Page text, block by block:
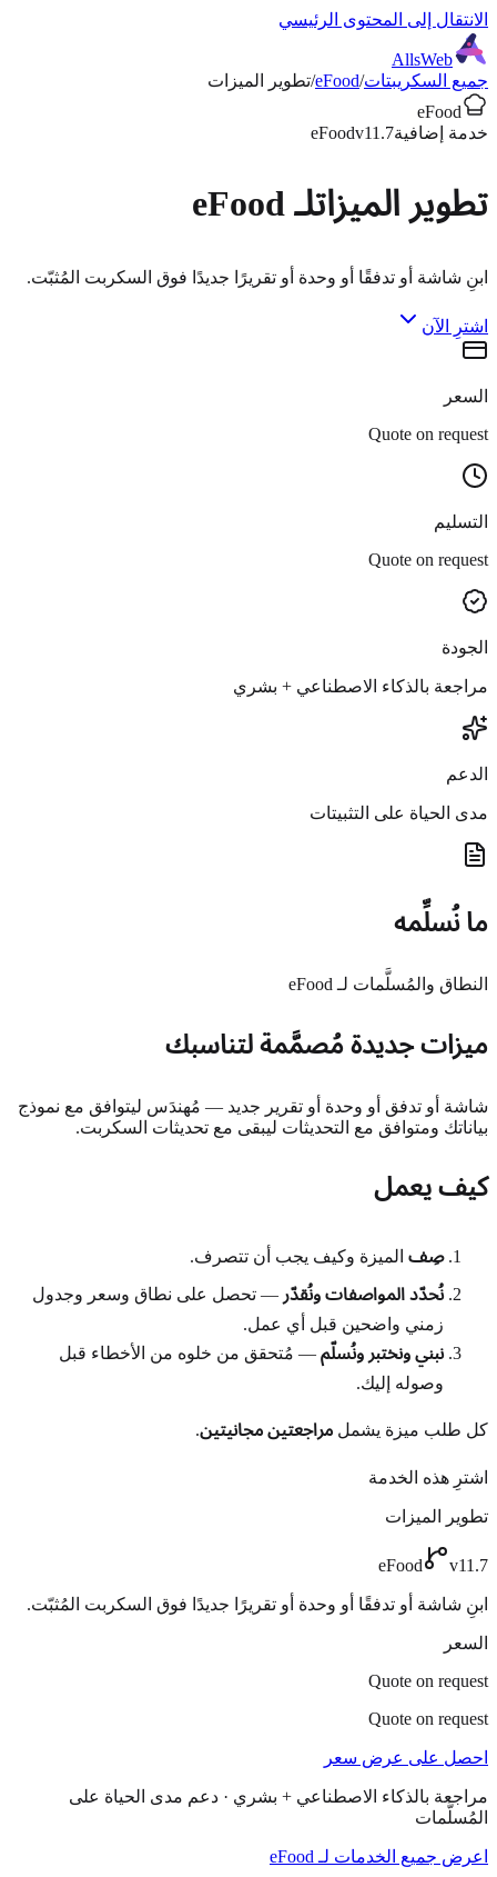
الانتقال إلى المحتوى الرئيسي
AllsWeb
جميع السكريبتات/
eFood
/تطوير الميزات
eFood
خدمة إضافية
eFoodv11.7
تطوير الميزاتلـ eFood
ابنِ شاشة أو تدفقًا أو وحدة أو تقريرًا جديدًا فوق السكربت المُثبّت.
اشترِ الآن
السعر
Quote on request
التسليم
Quote on request
الجودة
مراجعة بالذكاء الاصطناعي + بشري
الدعم
مدى الحياة على التثبيتات
ما نُسلِّمه
النطاق والمُسلَّمات لـ eFood
ميزات جديدة مُصمَّمة لتناسبك
شاشة أو تدفق أو وحدة أو تقرير جديد — مُهندَس ليتوافق مع نموذج
بياناتك ومتوافق مع التحديثات ليبقى مع تحديثات السكربت.
كيف يعمل
صِف الميزة وكيف يجب أن تتصرف.
نُحدّد المواصفات ونُقدّر — تحصل على نطاق وسعر وجدول
زمني واضحين قبل أي عمل.
نبني ونختبر ونُسلّم — مُتحقق من خلوه من الأخطاء قبل
وصوله إليك.
كل طلب ميزة يشمل مراجعتين مجانيتين.
اشترِ هذه الخدمة
تطوير الميزات
eFood v11.7
ابنِ شاشة أو تدفقًا أو وحدة أو تقريرًا جديدًا فوق السكربت المُثبّت.
السعر
Quote on request
Quote on request
احصل على عرض سعر
مراجعة بالذكاء الاصطناعي + بشري · دعم مدى الحياة على
المُسلَّمات
اعرض جميع الخدمات لـ eFood